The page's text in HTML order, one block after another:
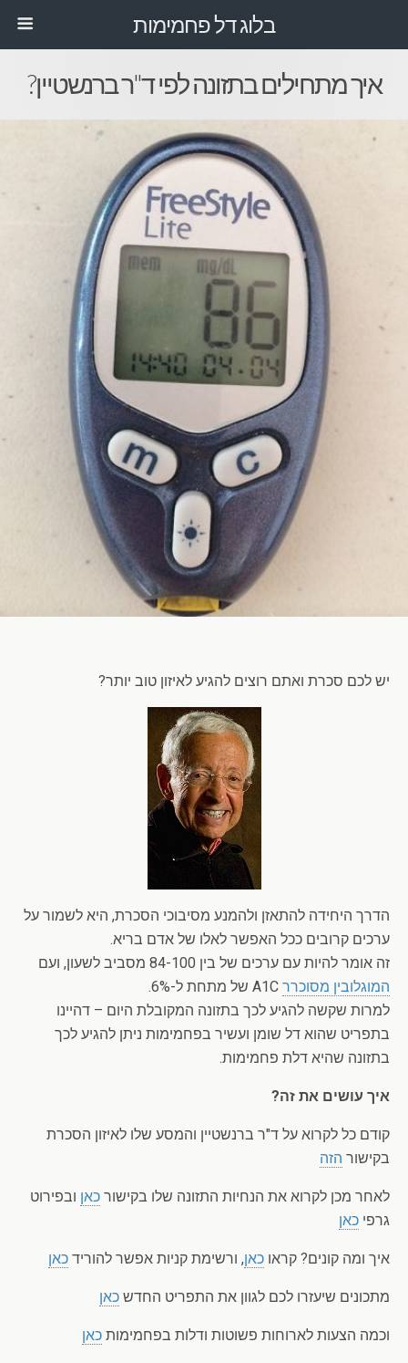
בלוג דל פחמימות
איך מתחילים בתזונה לפי ד"ר ברנשטיין?
יש לכם סכרת ואתם רוצים להגיע לאיזון טוב יותר?
הדרך היחידה להתאזן ולהמנע מסיבוכי הסכרת, היא לשמור על
ערכים קרובים ככל האפשר לאלו של אדם בריא.
זה אומר להיות עם ערכים של בין 84-100 מסביב לשעון, ועם
המוגלובין מסוכרר
למרות שקשה להגיע לכך בתזונה המקובלת היום – דהיינו
בתפריט שהוא דל שומן ועשיר בפחמימות ניתן להגיע לכך
בתזונה שהיא דלת פחמימות.
איך עושים את זה?
קודם כל לקרוא על ד"ר ברנשטיין והמסע שלו לאיזון הסכרת
בקישור הזה
לאחר מכן לקרוא את הנחיות התזונה שלו בקישור כאן ובפירוט
גרפי כאן
איך ומה קונים? קראו כאן, ורשימת קניות אפשר להוריד כאן
מתכונים שיעזרו לכם לגוון את התפריט החדש כאן
וכמה הצעות לארוחות פשוטות ודלות בפחמימות כאן